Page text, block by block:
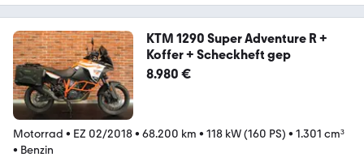
KTM 1290 Super Adventure R +
Koffer + Scheckheft gep
8.980 €
Motorrad • EZ 02/2018• 68.200 km • 118 kW (160 PS) • 1.301 cm³
• Benzin